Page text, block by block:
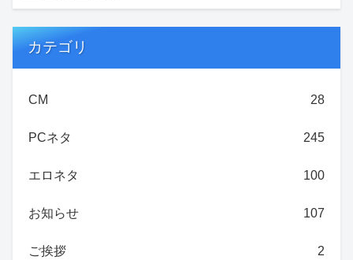
カテゴリ
CM 28
PCネタ 245
エロネタ 100
お知らせ 107
ご挨拶 2